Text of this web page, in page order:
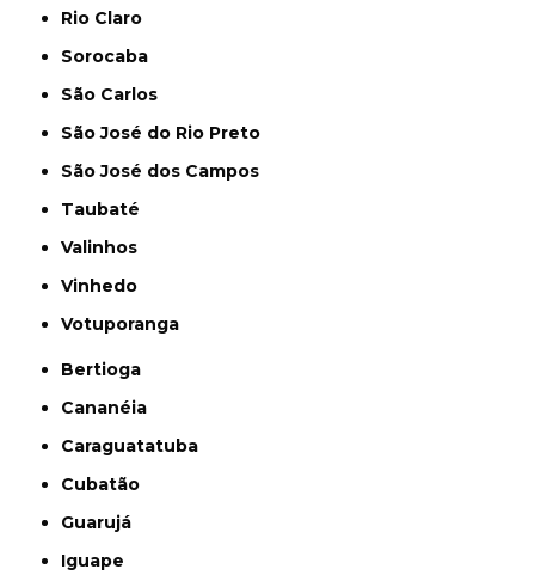
Rio Claro
Sorocaba
São Carlos
São José do Rio Preto
São José dos Campos
Taubaté
Valinhos
Vinhedo
Votuporanga
Bertioga
Cananéia
Caraguatatuba
Cubatão
Guarujá
Iguape